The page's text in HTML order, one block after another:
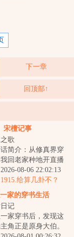
下一章
回顶部↑
宋檀记事
歌
简介：从修真界穿
回老家种地开直播
金丹渡劫失败的宋
发...
08-06 22:02:13
1915.给算几卦不？
家的穿书生活
记
家穿书后，发现这
角正是原身大伯。